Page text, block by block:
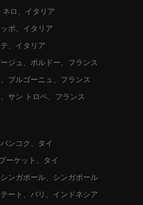
ネロ、イタリア
ポ、イタリア
、イタリア
ジュ、ボルドー、フランス
ブルゴーニュ、フランス
サン トロペ、フランス
ンコク、タイ
ーケット、タイ
ンガポール、シンガポール
ート、バリ、インドネシア